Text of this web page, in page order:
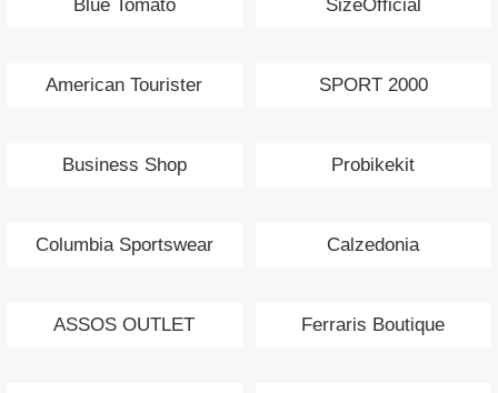
Blue Tomato SizeOfficial
American Tourister SPORT 2000
Business Shop Probikekit
Columbia Sportswear Calzedonia
ASSOS OUTLET Ferraris Boutique